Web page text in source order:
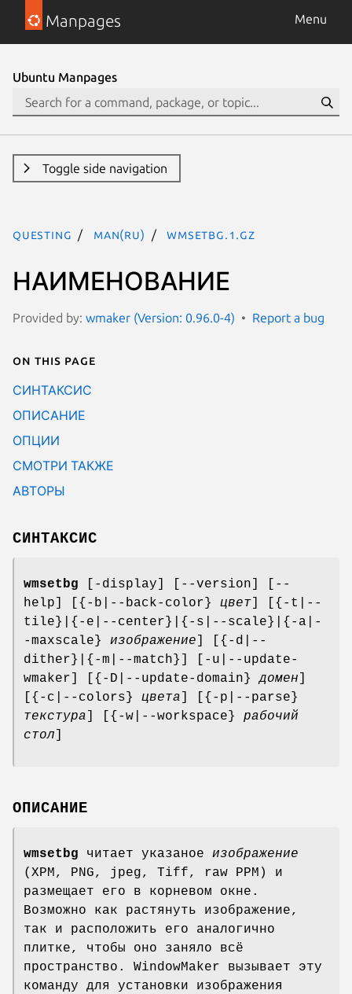
Manpages Menu
Ubuntu Manpages
Toggle side navigation
questing man(ru) wmsetbg.1.gz
НАИМЕНОВАНИЕ
Provided by: wmaker (Version: 0.96.0-4) Report a bug
On this page
СИНТАКСИС
ОПИСАНИЕ
ОПЦИИ
СМОТРИ ТАКЖЕ
АВТОРЫ
СИНТАКСИС
wmsetbg [-display] [--version] [--
help] [{-b|--back-color} цвет ] [{-t|--
tile}|{-e|--center}|{-s|--scale}|{-a|-
-maxscale} изображение ] [{-d|--
dither}|{-m|--match}] [-u|--update-
wmaker] [{-D|--update-domain}домен
[{-c|--colors} цвета ] [{-p|--parse}
текстура ] [{-w|--workspace} рабочий
стол
ОПИСАНИЕ
wmsetbg читает указаное изображение
(XPM, PNG, jpeg, Tiff, raw PPM) и
размещает его в корневом окне.
Возможно как растянуть изображение,
так и расположить его аналогично
плитке, чтобы оно заняло всё
пространство. WindowMaker вызывает эту
команду для установки изображения